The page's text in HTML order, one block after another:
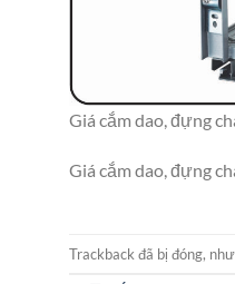
Giá cắm dao, đựng
Giá cắm dao, đựng
Trackback đã bị đóng,